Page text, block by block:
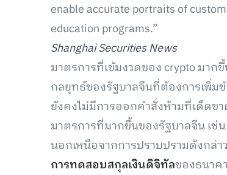
enable accurate portraits of
education programs.”
Shanghai Securities News
มาตรการที่เข้มงวดของ crypto มา
กลยุทธ์ของรัฐบาลจีนที่ต้องการเพิ่ม
ยังคงไม่มีการออกคำสั่งห้ามที่เด็ดข
มาตรการที่มากขึ้นของรัฐบาลจีน เช่
นอกเหนือจากการปราบปรามดังกล่า
การทดสอบสกุลเงินดิจิทัลของธนาค